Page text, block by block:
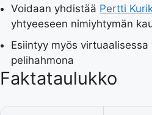
Voidaan yhdistää Pertti
yhtyeeseen nimiyhtymän
Esiintyy myös virtuaalisessa
pelihahmona
Faktataulukko